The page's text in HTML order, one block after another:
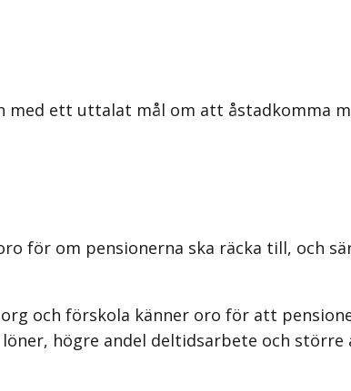
ett uttalat mål om att åstadkomma
för om pensionerna ska räcka till, och
och förskola känner oro för att
högre andel deltidsarbete och